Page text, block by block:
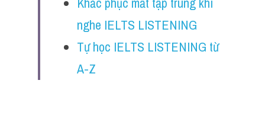
Vocabulary
Education
nghe IELTS LISTENING
Tự học IELTS LISTENING từ
A-Z